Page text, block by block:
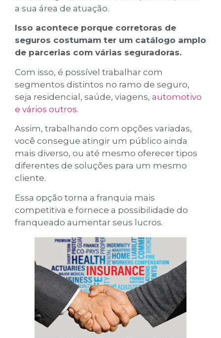
a sua área de atuação.
Isso acontece porque corretoras de
seguros costumam ter um catálogo amplo
de parcerias com várias seguradoras.
Com isso, é possível trabalhar com
segmentos distintos no ramo de seguro,
seja residencial, saúde, viagens, automotivo
e vários outros.
Assim, trabalhando com opções variadas,
você consegue atingir um público ainda
mais diverso, ou até mesmo oferecer tipos
diferentes de soluções para um mesmo
cliente.
Essa opção torna a franquia mais
competitiva e fornece a possibilidade do
franqueado aumentar seus lucros.